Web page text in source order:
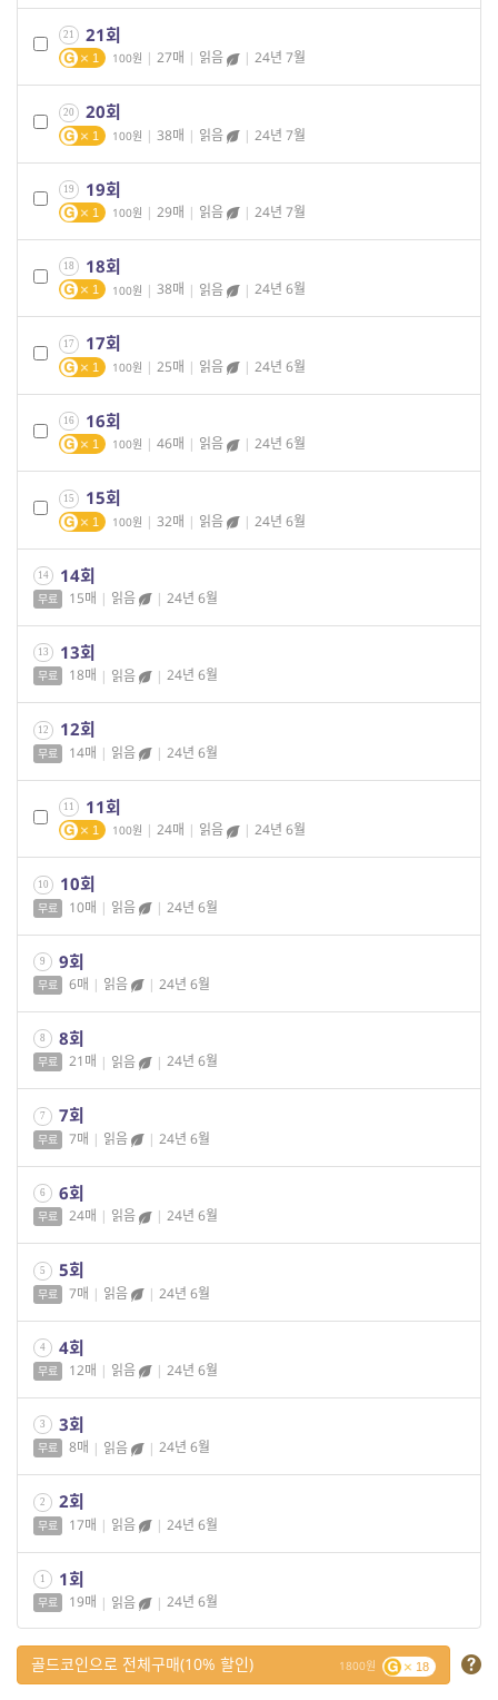
21 21회
1 100 | 27매 | 읽음 | 24년 7월
20 20회
1 100 | 38매 | 읽음 | 24년 7월
19 19회
1 100 | 29매 | 읽음 | 24년 7월
18 18회
1 100 | 38매 | 읽음 | 24년 6월
17 17회
1 100 | 25매 | 읽음 | 24년 6월
16 16회
1 100 | 46매 | 읽음 | 24년 6월
15 15회
1 100 | 32매 | 읽음 | 24년 6월
14 14회
무료 15매 | 읽음 | 24년 6월
13 13회
무료 18매 | 읽음 | 24년 6월
12 12회
무료 14매 | 읽음 | 24년 6월
11 11회
1 100 | 24매 | 읽음 | 24년 6월
10 10회
무료 10매 | 읽음 | 24년 6월
9 9회
무료 6매 | 읽음 | 24년 6월
8 8회
무료 21매 | 읽음 | 24년 6월
7 7회
무료 7매 | 읽음 | 24년 6월
6 6회
무료 24매 | 읽음 | 24년 6월
5 5회
무료 7매 | 읽음 | 24년 6월
4 4회
무료 12매 | 읽음 | 24년 6월
3 3회
무료 8매 | 읽음 | 24년 6월
2 2회
무료 17매 | 읽음 | 24년 6월
1 1회
무료 19매 | 읽음 | 24년 6월
1800 18
골드코인으로 전체구매(10% 할인)